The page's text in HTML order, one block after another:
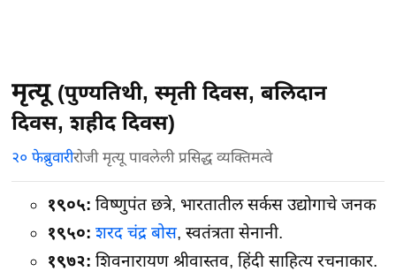
मृत्यू (पुण्यतिथी, स्मृती दिवस, बलिदान
दिवस, शहीद दिवस)
२० फेब्रुवारीरोजी मृत्यू पावलेली प्रसिद्ध व्यक्तिमत्वे
१९०५: विष्णुपंत छत्रे, भारतातील सर्कस उद्योगाचे जनक
१९५०: शरद चंद्र बोस, स्वतंत्रता सेनानी.
१९७२: शिवनारायण श्रीवास्तव, हिंदी साहित्य रचनाकार.